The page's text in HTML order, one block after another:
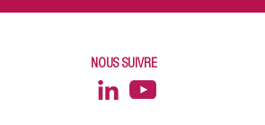
NOUS SUIVRE